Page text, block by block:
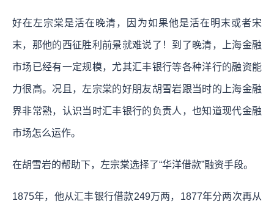
好在左宗棠是活在晚清，因为如果他是活在明末或者宋
末，那他的西征胜利前景就难说了！到了晚清，上海金融
市场已经有一定规模，尤其汇丰银行等各种洋行的融资能
力很高。况且，左宗棠的好朋友胡雪岩跟当时的上海金融
界非常熟，认识当时汇丰银行的负责人，也知道现代金融
市场怎么运作。
在胡雪岩的帮助下，左宗棠选择了“华洋借款”融资手段。
1875年，他从汇丰银行借款249万两，1877年分两次再从